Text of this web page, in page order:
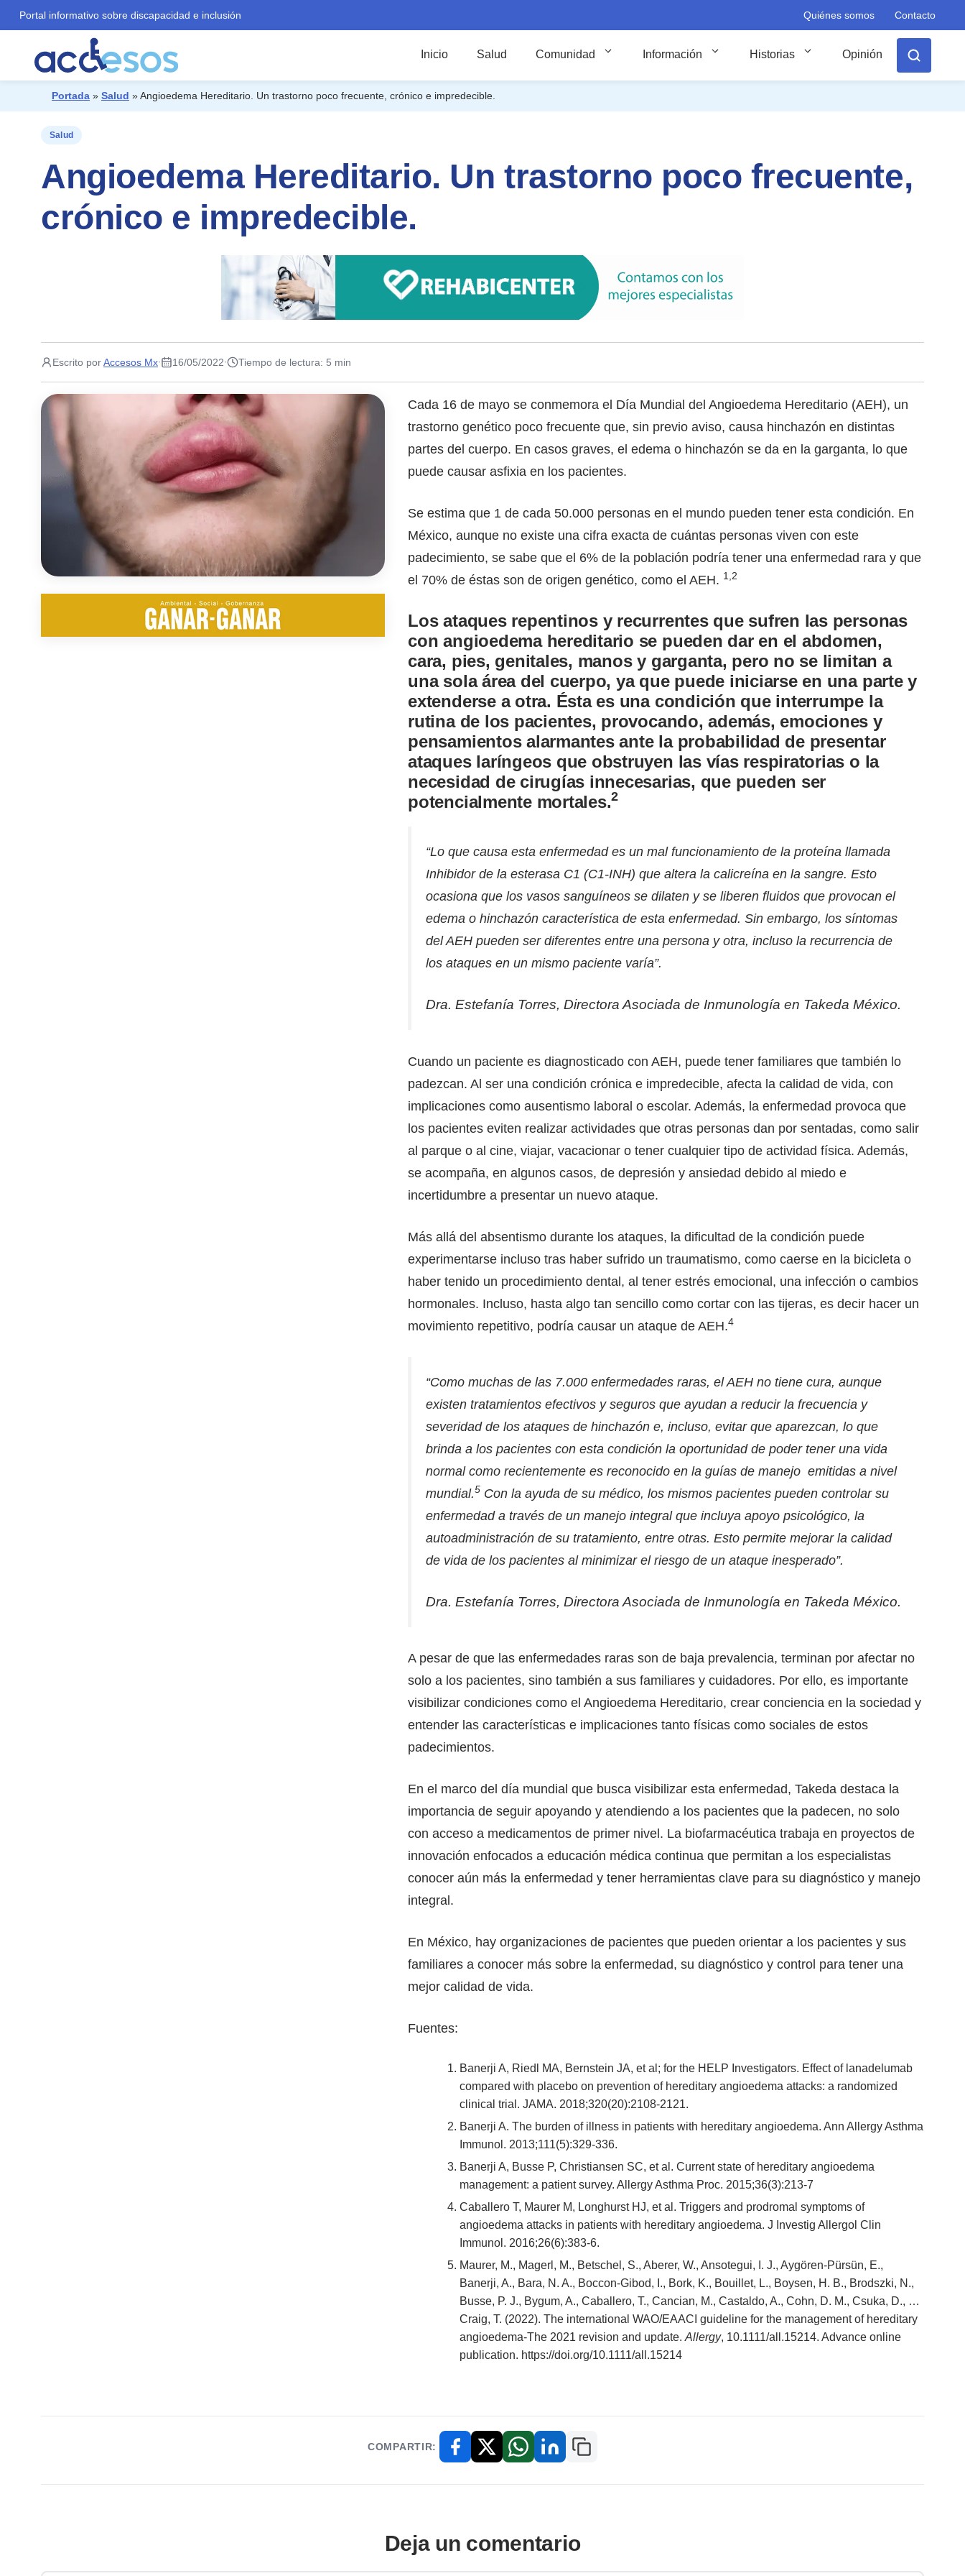
Portal informativo sobre discapacidad e inclusión Quiénes somos Contacto
Inicio Salud Comunidad Información Historias Opinión
¿Qué buscas?
Portada » Salud »Angioedema Hereditario. Un trastorno poco frecuente, crónico e impredecible.
Salud
Angioedema Hereditario. Un trastorno poco frecuente,
crónico e impredecible.
Escrito porAccesos Mx· 16/05/2022· Tiempo de lectura: 5 min
Cada 16 de mayo se conmemora el Día Mundial del Angioedema Hereditario (AEH), un
trastorno genético poco frecuente que, sin previo aviso, causa hinchazón en distintas
partes del cuerpo. En casos graves, el edema o hinchazón se da en la garganta, lo que
puede causar asfixia en los pacientes.
Se estima que 1 de cada 50.000 personas en el mundo pueden tener esta condición. En
México, aunque no existe una cifra exacta de cuántas personas viven con este
padecimiento, se sabe que el 6% de la población podría tener una enfermedad rara y que
el 70% de éstas son de origen genético, como el AEH. 1 2
Los ataques repentinos y recurrentes que sufren las personas
con angioedema hereditario se pueden dar en el abdomen,
cara, pies, genitales, manos y garganta, pero no se limitan a
una sola área del cuerpo, ya que puede iniciarse en una parte y
extenderse a otra. Ésta es una condición que interrumpe la
rutina de los pacientes, provocando, además, emociones y
pensamientos alarmantes ante la probabilidad de presentar
ataques laríngeos que obstruyen las vías respiratorias o la
necesidad de cirugías innecesarias, que pueden ser
potencialmente mortales.2
“Lo que causa esta enfermedad es un mal funcionamiento de la proteína llamada
Inhibidor de la esterasa C1 (C1-INH) que altera la calicreína en la sangre. Esto
ocasiona que los vasos sanguíneos se dilaten y se liberen fluidos que provocan el
edema o hinchazón característica de esta enfermedad. Sin embargo, los síntomas
del AEH pueden ser diferentes entre una persona y otra, incluso la recurrencia de
los ataques en un mismo paciente varía”.
Dra. Estefanía Torres, Directora Asociada de Inmunología en Takeda México.
Cuando un paciente es diagnosticado con AEH, puede tener familiares que también lo
padezcan. Al ser una condición crónica e impredecible, afecta la calidad de vida, con
implicaciones como ausentismo laboral o escolar. Además, la enfermedad provoca que
los pacientes eviten realizar actividades que otras personas dan por sentadas, como salir
al parque o al cine, viajar, vacacionar o tener cualquier tipo de actividad física. Además,
se acompaña, en algunos casos, de depresión y ansiedad debido al miedo e
incertidumbre a presentar un nuevo ataque.
Más allá del absentismo durante los ataques, la dificultad de la condición puede
experimentarse incluso tras haber sufrido un traumatismo, como caerse en la bicicleta o
haber tenido un procedimiento dental, al tener estrés emocional, una infección o cambios
hormonales. Incluso, hasta algo tan sencillo como cortar con las tijeras, es decir hacer un
movimiento repetitivo, podría causar un ataque de AEH.4
“Como muchas de las 7.000 enfermedades raras, el AEH no tiene cura, aunque
existen tratamientos efectivos y seguros que ayudan a reducir la frecuencia y
severidad de los ataques de hinchazón e, incluso, evitar que aparezcan, lo que
brinda a los pacientes con esta condición la oportunidad de poder tener una vida
normal como recientemente es reconocido en la guías de manejo emitidas a nivel
mundial.5 Con la ayuda de su médico, los mismos pacientes pueden controlar su
enfermedad a través de un manejo integral que incluya apoyo psicológico, la
autoadministración de su tratamiento, entre otras. Esto permite mejorar la calidad
de vida de los pacientes al minimizar el riesgo de un ataque inesperado”.
Dra. Estefanía Torres, Directora Asociada de Inmunología en Takeda México.
A pesar de que las enfermedades raras son de baja prevalencia, terminan por afectar no
solo a los pacientes, sino también a sus familiares y cuidadores. Por ello, es importante
visibilizar condiciones como el Angioedema Hereditario, crear conciencia en la sociedad y
entender las características e implicaciones tanto físicas como sociales de estos
padecimientos.
En el marco del día mundial que busca visibilizar esta enfermedad, Takeda destaca la
importancia de seguir apoyando y atendiendo a los pacientes que la padecen, no solo
con acceso a medicamentos de primer nivel. La biofarmacéutica trabaja en proyectos de
innovación enfocados a educación médica continua que permitan a los especialistas
conocer aún más la enfermedad y tener herramientas clave para su diagnóstico y manejo
integral.
En México, hay organizaciones de pacientes que pueden orientar a los pacientes y sus
familiares a conocer más sobre la enfermedad, su diagnóstico y control para tener una
mejor calidad de vida.
Fuentes:
Banerji A, Riedl MA, Bernstein JA, et al; for the HELP Investigators. Effect of lanadelumab
compared with placebo on prevention of hereditary angioedema attacks: a randomized
clinical trial. JAMA. 2018;320(20):2108-2121.
Banerji A. The burden of illness in patients with hereditary angioedema. Ann Allergy Asthma
Immunol. 2013;111(5):329-336.
Banerji A, Busse P, Christiansen SC, et al. Current state of hereditary angioedema
management: a patient survey. Allergy Asthma Proc. 2015;36(3):213-7
Caballero T, Maurer M, Longhurst HJ, et al. Triggers and prodromal symptoms of
angioedema attacks in patients with hereditary angioedema. J Investig Allergol Clin
Immunol. 2016;26(6):383-6.
Maurer, M., Magerl, M., Betschel, S., Aberer, W., Ansotegui, I. J., Aygören-Pürsün, E.,
Banerji, A., Bara, N. A., Boccon-Gibod, I., Bork, K., Bouillet, L., Boysen, H. B., Brodszki, N.,
Busse, P. J., Bygum, A., Caballero, T., Cancian, M., Castaldo, A., Cohn, D. M., Csuka, D., …
Craig, T. (2022). The international WAO/EAACI guideline for the management of hereditary
angioedema-The 2021 revision and update.Allergy, 10.1111/all.15214. Advance online
publication. https://doi.org/10.1111/all.15214
COMPARTIR: FacebookX / TwitterWhatsAppLinkedInCopiar enlace
Deja un comentario